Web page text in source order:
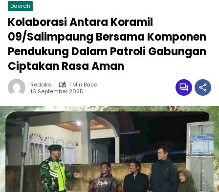
Daerah
Kolaborasi Antara Koramil
09/Salimpaung Bersama Komponen
Pendukung Dalam Patroli Gabungan
Ciptakan Rasa Aman
Redaksi
1 Min Baca
16 September 2025